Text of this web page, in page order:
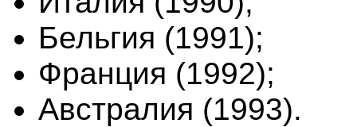
Бельгия (1991);
Франция (1992);
Австралия (1993).